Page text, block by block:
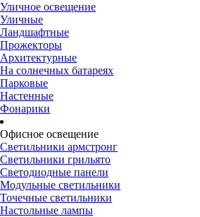
Уличное освещение
Уличные
Ландшафтные
Прожекторы
Архитектурные
На солнечных батареях
Парковые
Настенные
Фонарики
Офисное освещение
Светильники армстронг
Светильники грильято
Светодиодные панели
Модульные светильники
Точечные светильники
Настольные лампы